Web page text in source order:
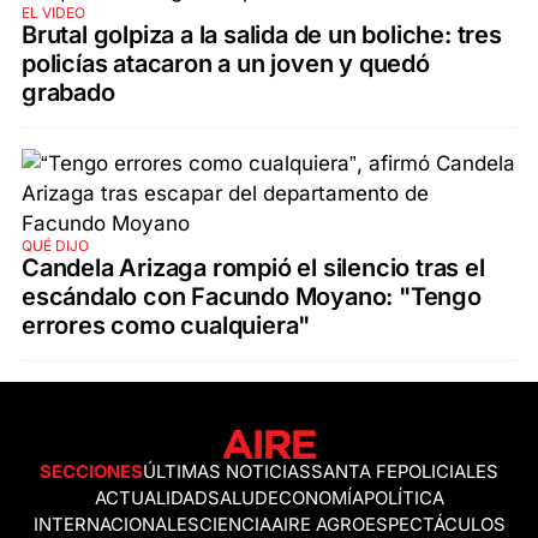
EL VIDEO
Brutal golpiza a la salida de un boliche: tres
policías atacaron a un joven y quedó
grabado
QUÉ DIJO
Candela Arizaga rompió el silencio tras el
escándalo con Facundo Moyano: "Tengo
errores como cualquiera"
SECCIONESÚLTIMAS NOTICIASSANTA FEPOLICIALES
ACTUALIDADSALUDECONOMÍAPOLÍTICA
INTERNACIONALESCIENCIAAIRE AGROESPECTÁCULOS